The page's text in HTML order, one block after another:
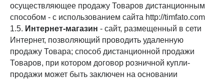
осуществляющее продажу Товаров дистанционным
способом - с использованием сайта http://timfato.com
1.5. Интернет-магазин - сайт, размещенный в сети
Интернет, позволяющий проводить удаленную
продажу Товара; способ дистанционной продажи
Товаров, при котором договор розничной купли-
продажи может быть заключен на основании